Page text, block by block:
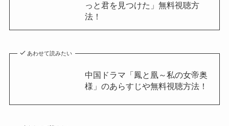
っと君を見つけた」無料視聴方
法！
あわせて読みたい
中国ドラマ「鳳と凰～私の女帝奥
様」のあらすじや無料視聴方法！